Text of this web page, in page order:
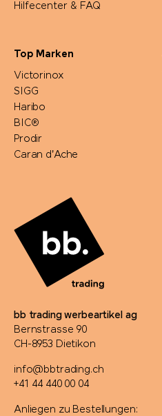
Hilfecenter & FAQ
Top Marken
Victorinox
SIGG
Haribo
BIC®
Prodir
Caran d'Ache
bb trading werbeartikel ag
Bernstrasse 90
CH-8953 Dietikon
info@bbtrading.ch
+41 44 440 00 04
Anliegen zu Bestellungen: